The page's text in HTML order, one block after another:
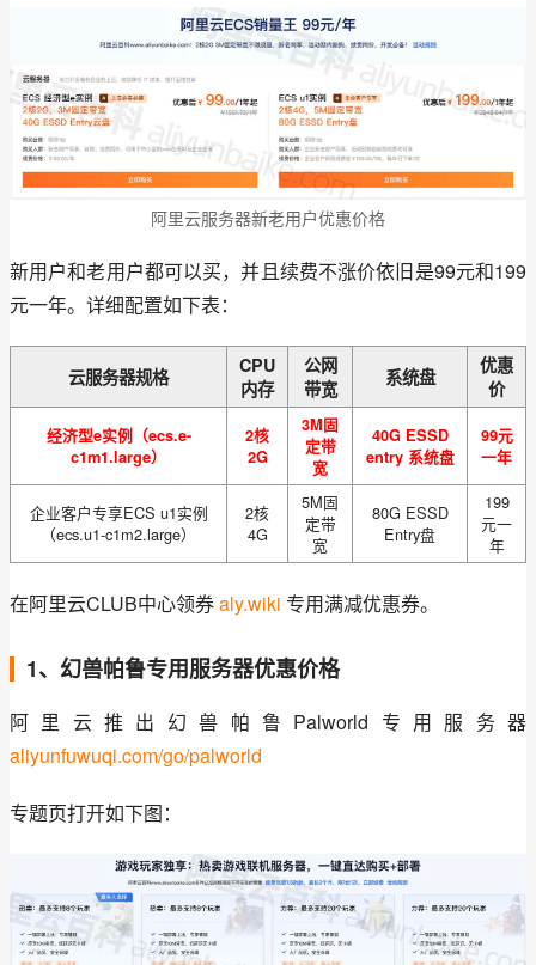
阿里云服务器新老用户优惠价格
新用户和老用户都可以买，并且续费不涨价依旧是99元和199
元一年。详细配置如下表：
云服务器规格
CPU
内存
公网
带宽
系统盘
优惠
价
经济型e实例（ecs.e-
c1m1.large）
2核
2G
3M固
定带
宽
40G ESSD
entry 系统盘
99元
一年
企业客户专享ECS u1实例
（ecs.u1-c1m2.large）
2核
4G
5M固
定带
宽
80G ESSD
Entry盘
199
元一
年
在阿里云CLUB中心领券 aly.wiki 专用满减优惠券。
1、幻兽帕鲁专用服务器优惠价格
aliyunfuwuqi.com/go/palworld
专题页打开如下图：